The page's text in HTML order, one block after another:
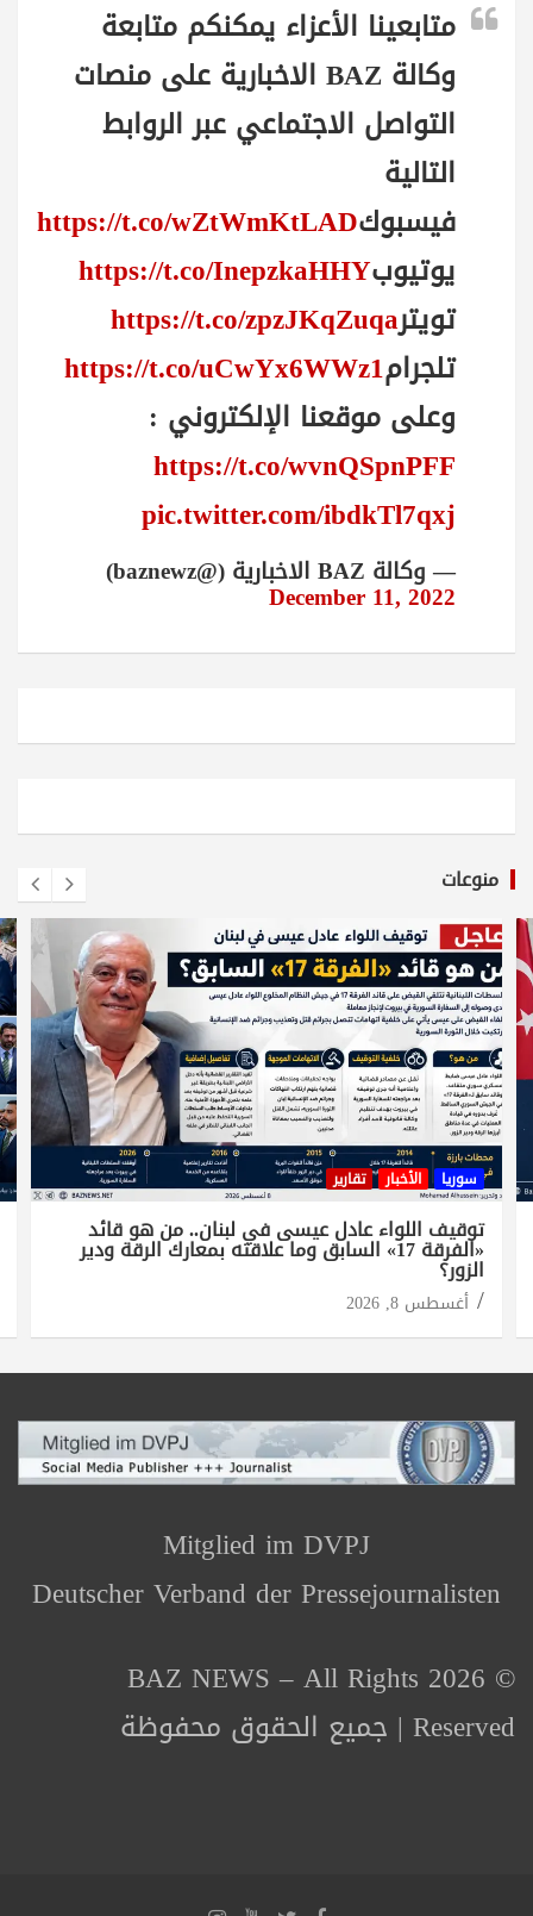
متابعينا الأعزاء يمكنكم متابعة
وكالة BAZ الاخبارية على منصات
التواصل الاجتماعي عبر الروابط
التالية
فيسبوكhttps://t.co/wZtWmKtLAD
يوتيوبhttps://t.co/InepzkaHHY
تويترhttps://t.co/zpzJKqZuqa
تلجرامhttps://t.co/uCwYx6WWz1
وعلى موقعنا الإلكتروني :
https://t.co/wvnQSpnPFF
pic.twitter.com/ibdkTl7qxj
— وكالة BAZ الاخبارية (@baznewz)
December 11, 2022
منوعات
سوريا الأخبار تقارير
توقيف اللواء عادل عيسى في لبنان.. من هو قائد
«الفرقة 17» السابق وما علاقته بمعارك الرقة ودير
الزور؟
أغسطس 8, 2026
Mitglied im DVPJ
Deutscher Verband der Pressejournalisten
© 2026 BAZ NEWS – All Rights
Reserved | جميع الحقوق محفوظة